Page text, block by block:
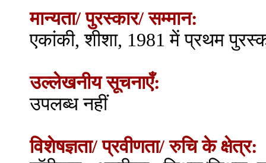
मान्यता/ पुरस्कार/ सम्मान:
एकांकी, शीशा, 1981 में प्रथम
उल्लेखनीय सूचनाएँ:
उपलब्ध नहीं
विशेषज्ञता/ प्रवीणता/ रुचि के क्षेत्र: